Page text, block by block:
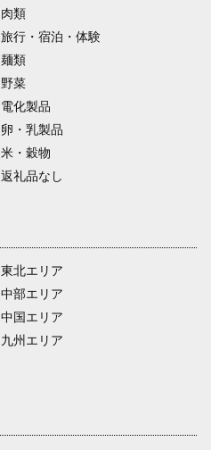
肉類
旅行・宿泊・体験
麺類
野菜
電化製品
卵・乳製品
米・穀物
返礼品なし
東北エリア
中部エリア
中国エリア
九州エリア